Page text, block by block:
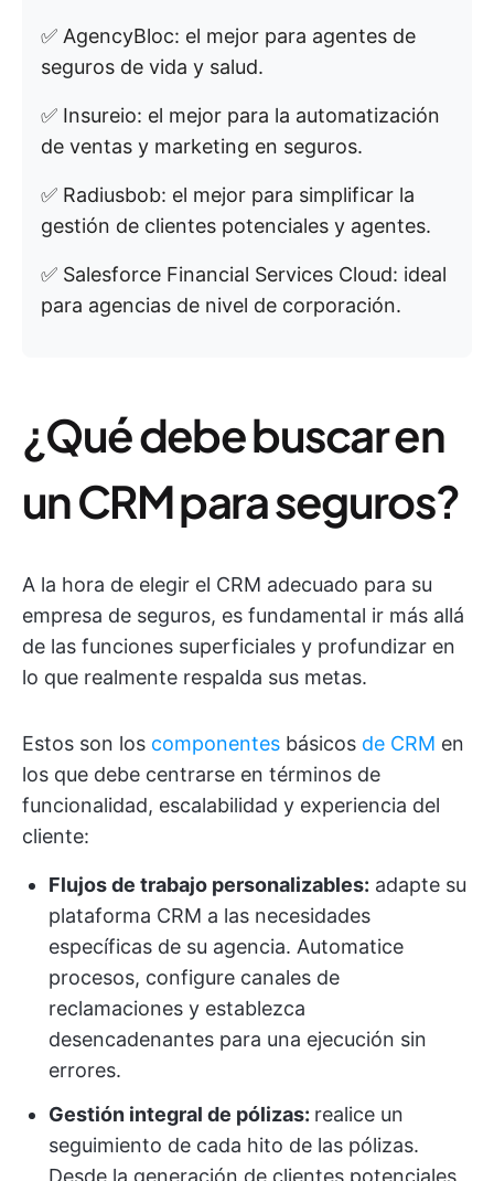
✅ AgencyBloc: el mejor para agentes de
seguros de vida y salud.
✅ Insureio: el mejor para la automatización
de ventas y marketing en seguros.
✅ Radiusbob: el mejor para simplificar la
gestión de clientes potenciales y agentes.
✅ Salesforce Financial Services Cloud: ideal
para agencias de nivel de corporación.
¿Qué debe buscar en
un CRM para seguros?
A la hora de elegir el CRM adecuado para su
empresa de seguros, es fundamental ir más allá
de las funciones superficiales y profundizar en
lo que realmente respalda sus metas.
Estos son los componentes básicos de CRM en
los que debe centrarse en términos de
funcionalidad, escalabilidad y experiencia del
cliente:
Flujos de trabajo personalizables: adapte su
plataforma CRM a las necesidades
específicas de su agencia. Automatice
procesos, configure canales de
reclamaciones y establezca
desencadenantes para una ejecución sin
errores.
Gestión integral de pólizas: realice un
seguimiento de cada hito de las pólizas.
Desde la generación de clientes potenciales